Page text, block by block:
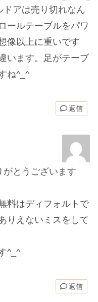
アは売り切れなん
ールテーブルをパワ
像以上に重いです
います。足がテーブ
ね^_^
返信
とうございます
料はディフォルトで
りえないミスをして
^_^
返信